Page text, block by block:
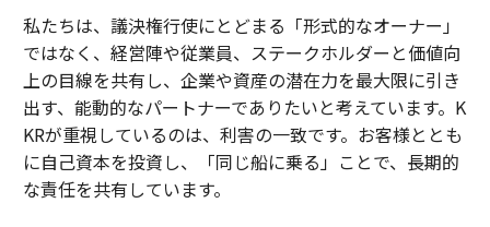
私たちは、議決権行使にとどまる「形式的なオーナー」
ではなく、経営陣や従業員、ステークホルダーと価値向
上の目線を共有し、企業や資産の潜在力を最大限に引き
出す、能動的なパートナーでありたいと考えています。K
KRが重視しているのは、利害の一致です。お客様ととも
に自己資本を投資し、「同じ船に乗る」ことで、長期的
な責任を共有しています。